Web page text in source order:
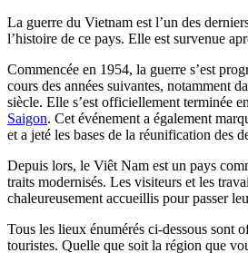
La guerre du Vietnam est l’un des
l’histoire de ce pays. Elle est survenue
Commencée en 1954, la guerre s’est
cours des années suivantes, notamment
siècle. Elle s’est officiellement terminée
Saigon. Cet événement a également
et a jeté les bases de la réunification des
Depuis lors, le Viêt Nam est un pays
traits modernisés. Les visiteurs et les
chaleureusement accueillis pour passer
Tous les lieux énumérés ci-dessous sont
touristes. Quelle que soit la région que